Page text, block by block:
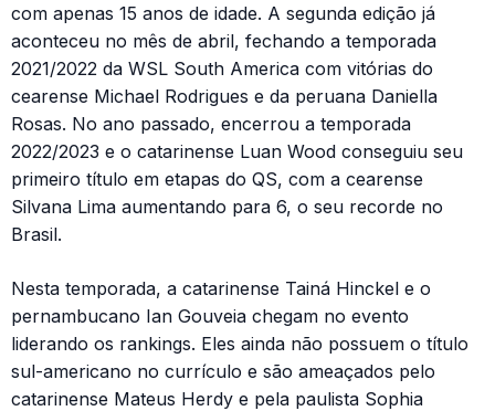
com apenas 15 anos de idade. A segunda edição já
aconteceu no mês de abril, fechando a temporada
2021/2022 da WSL South America com vitórias do
cearense Michael Rodrigues e da peruana Daniella
Rosas. No ano passado, encerrou a temporada
2022/2023 e o catarinense Luan Wood conseguiu seu
primeiro título em etapas do QS, com a cearense
Silvana Lima aumentando para 6, o seu recorde no
Brasil.
Nesta temporada, a catarinense Tainá Hinckel e o
pernambucano Ian Gouveia chegam no evento
liderando os rankings. Eles ainda não possuem o título
sul-americano no currículo e são ameaçados pelo
catarinense Mateus Herdy e pela paulista Sophia